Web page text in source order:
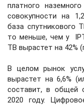
платного
совокупности на
база спутникового
то меньше, чем у
ТВ вырастет на 42%
В целом рынок
вырастет на 6,6%
составит, в общей
2020 году.